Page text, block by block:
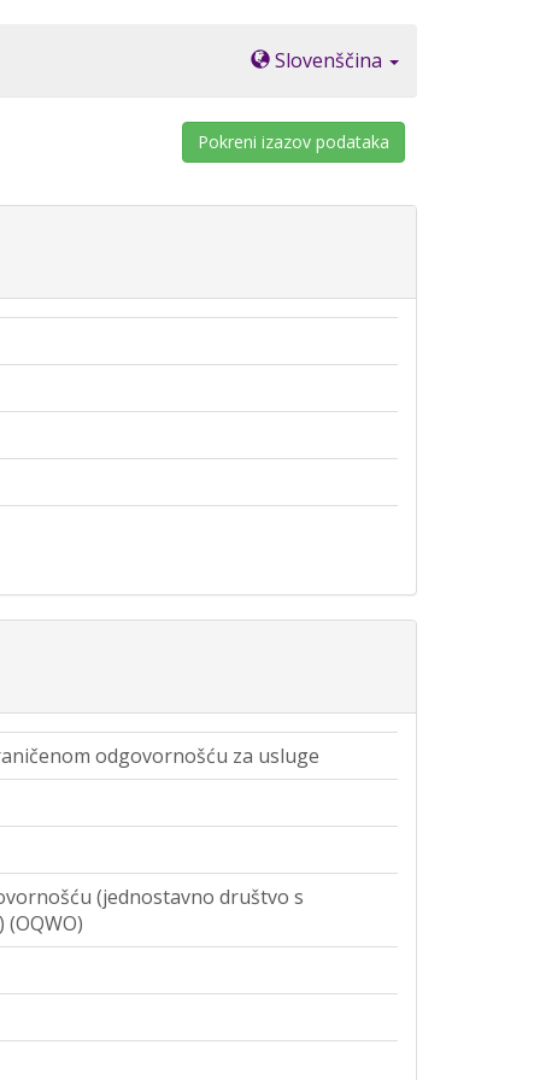
Slovenščina
Pokreni izazov podataka
odgovornošću za usluge
(jednostavno društvo s